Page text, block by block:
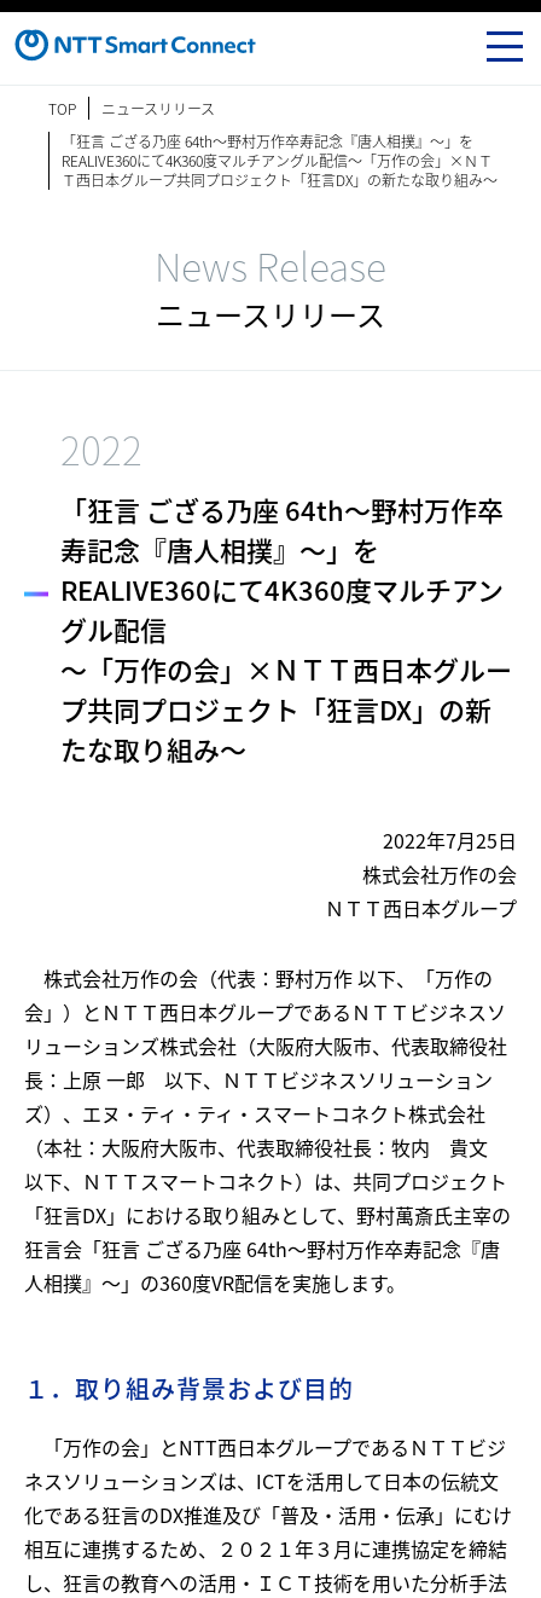
TOP
ニュースリリース
「狂言 ござる乃座 64th～野村万作卒寿記念『唐人相撲』～」を
REALIVE360にて4K360度マルチアングル配信～「万作の会」×ＮＴ
Ｔ西日本グループ共同プロジェクト「狂言DX」の新たな取り組み～
News Release
ニュースリリース
2022
「狂言 ござる乃座 64th～野村万作卒
寿記念『唐人相撲』～」を
REALIVE360にて4K360度マルチアン
グル配信
～「万作の会」×ＮＴＴ西日本グルー
プ共同プロジェクト「狂言DX」の新
たな取り組み～
2022年7月25日
株式会社万作の会
ＮＴＴ西日本グループ
株式会社万作の会（代表：野村万作 以下、「万作の
会」）とＮＴＴ西日本グループであるＮＴＴビジネスソ
リューションズ株式会社（大阪府大阪市、代表取締役社
長：上原 一郎 以下、ＮＴＴビジネスソリューション
ズ）、エヌ・ティ・ティ・スマートコネクト株式会社
（本社：大阪府大阪市、代表取締役社長：牧内 貴文
以下、ＮＴＴスマートコネクト）は、共同プロジェクト
「狂言DX」における取り組みとして、野村萬斎氏主宰の
狂言会「狂言 ござる乃座 64th～野村万作卒寿記念『唐
人相撲』～」の360度VR配信を実施します。
１．取り組み背景および目的
「万作の会」とNTT西日本グループであるＮＴＴビジ
ネスソリューションズは、ICTを活用して日本の伝統文
化である狂言のDX推進及び「普及・活用・伝承」にむけ
相互に連携するため、２０２１年３月に連携協定を締結
し、狂言の教育への活用・ＩＣＴ技術を用いた分析手法